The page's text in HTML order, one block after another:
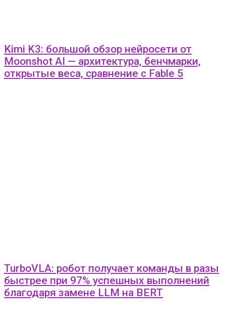
Kimi K3: большой обзор нейросети от
Moonshot AI — архитектура, бенчмарки,
открытые веса, сравнение с Fable 5
TurboVLA: робот получает команды в разы
быстрее при 97% успешных выполнений
благодаря замене LLM на BERT